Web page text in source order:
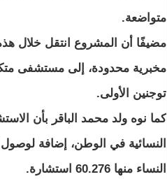
متواضعة.
مضيفًا أن المشروع انتقل خلال
توجنين الأولى.
النساء منها 60.276 استشارة.